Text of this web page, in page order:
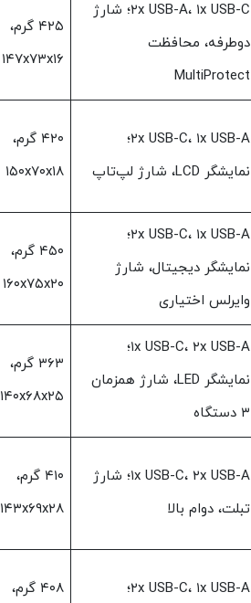
۲x USB-A، ۱x USB-C؛ شارژ
دوطرفه، محافظت
MultiProtect
۴۲۵ گرم،
۱۴۷x۷۳x۱۶
۲x USB-C، ۱x USB-A؛
نمایشگر LCD، شارژ لپ‌تاپ
۴۲۰ گرم،
۱۵۰x۷۰x۱۸
۲x USB-C، ۱x USB-A؛
نمایشگر دیجیتال، شارژ
وایرلس اختیاری
۴۵۰ گرم،
۱۶۰x۷۵x۲۰
۱x USB-C، ۲x USB-A؛
نمایشگر LED، شارژ همزمان
۳ دستگاه
۳۶۳ گرم،
۱۴۰x۶۸x۲۵
۱x USB-C، ۲x USB-A؛ شارژ
تبلت، دوام بالا
۴۱۰ گرم،
۱۴۳x۶۹x۲۸
۲x USB-C، ۱x USB-A؛
۴۰۸ گرم،